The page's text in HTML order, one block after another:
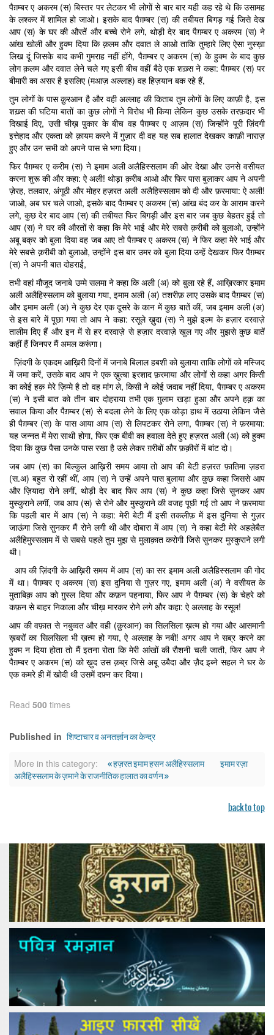
पैग़म्बर ए अकरम (स) बिस्तर पर लेटकर भी लोगों से बार बार यही कह रहे थे कि उसामह
के लश्कर में शामिल हो जाओ। इसके बाद पैग़म्बर (स) की तबीयत बिगड़ गई जिसे देख
आप (स) के घर की औरतें और बच्चे रोने लगे, थोड़ी देर बाद पैग़म्बर ए अकरम (स) ने
आंख खोली और हुक्म दिया कि क़लम और दवात ले आओ ताकि तुम्हारे लिए ऐसा नुस्ख़ा
लिख दूं जिसके बाद कभी गुमराह नहीं होंगे, पैग़म्बर ए अकरम (स) के हुक्म के बाद कुछ
लोग क़लम और दवात लेने चले गए इसी बीच वहीं बैठे एक शख़्स ने कहा: पैग़म्बर (स) पर
बीमारी का असर है इसलिए (मआज़ अल्लाह) वह हिज़यान बक रहे हैं,
तुम लोगों के पास क़ुरआन है और वही अल्लाह की किताब तुम लोगों के लिए काफ़ी है, इस
शख़्स की घटिया बातों का कुछ लोगों ने विरोध भी किया लेकिन कुछ उसके तरफ़दार भी
दिखाई दिए, उसी चीख़ पुकार के बीच वह पैग़म्बर ए आज़म (स) जिन्होंने पूरी ज़िंदगी
इत्तेहाद और एकता को क़ायम करने में गुज़ार दी वह यह सब हालात देखकर काफ़ी नाराज़
हुए और उन सभी को अपने पास से भगा दिया।
फिर पैग़म्बर ए करीम (स) ने इमाम अली अलैहिस्सलाम की ओर देखा और उनसे वसीयत
करना शुरू की और कहा: ऐ अली! थोड़ा क़रीब आओ और फिर पास बुलाकर आप ने अपनी
ज़ेरह, तलवार, अंगूठी और मोहर हज़रत अली अलैहिस्सलाम को दी और फ़रमाया: ऐ अली!
जाओ, अब घर चले जाओ, इसके बाद पैग़म्बर ए अकरम (स) आंख बंद कर के आराम करने
लगे, कुछ देर बाद आप (स) की तबीयत फिर बिगड़ी और इस बार जब कुछ बेहतर हुई तो
आप (स) ने घर की औरतों से कहा कि मेरे भाई और मेरे सबसे क़रीबी को बुलाओ, उन्होंने
अबू बक्र को बुला दिया वह जब आए तो पैग़म्बर ए अकरम (स) ने फिर कहा मेरे भाई और
मेरे सबसे क़रीबी को बुलाओ, उन्होंने इस बार उमर को बुला दिया उन्हें देखकर फिर पैग़म्बर
(स) ने अपनी बात दोहराई,
तभी वहां मौजूद जनाबे उम्मे सलमा ने कहा कि अली (अ) को बुला रहे हैं, आख़िरकार इमाम
अली अलैहिस्सलाम को बुलाया गया, इमाम अली (अ) तशरीफ़ लाए उसके बाद पैग़म्बर (स)
और इमाम अली (अ) ने कुछ देर एक दूसरे के कान में कुछ बातें कीं, जब इमाम अली (अ)
से इस बारे में पूछा गया तो आप ने कहा: रसूले ख़ुदा (स) ने मुझे इल्म के हज़ार दरवाज़े
तालीम दिए हैं और इन में से हर दरवाज़े से हज़ार दरवाज़े खुल गए और मुझसे कुछ बातें
कहीं हैं जिनपर मैं अमल करूंगा।
ज़िंदगी के एकदम आख़िरी दिनों में जनाबे बिलाल हबशी को बुलाया ताकि लोगों को मस्जिद
में जमा करें, उसके बाद आप ने एक ख़ुत्बा इरशाद फ़रमाया और लोगों से कहा अगर किसी
का कोई हक़ मेरे ज़िम्मे है तो वह मांग ले, किसी ने कोई जवाब नहीं दिया, पैग़म्बर ए अकरम
(स) ने इसी बात को तीन बार दोहराया तभी एक ग़ुलाम खड़ा हुआ और अपने हक़ का
सवाल किया और पैग़म्बर (स) से बदला लेने के लिए एक कोड़ा हाथ में उठाया लेकिन जैसे
ही पैग़म्बर (स) के पास आया आप (स) से लिपटकर रोने लगा, पैग़म्बर (स) ने फ़रमाया:
यह जन्नत में मेरा साथी होगा, फिर एक बीवी का हवाला देते हुए हज़रत अली (अ) को हुक्म
दिया कि कुछ पैसा उनके पास रखा है उसे लेकर ग़रीबों और फ़क़ीरों में बांट दो।
जब आप (स) का बिल्कुल आख़िरी समय आया तो आप की बेटी हज़रत फ़ातिमा ज़हरा
(स.अ) बहुत रो रहीं थीं, आप (स) ने उन्हें अपने पास बुलाया और कुछ कहा जिससे आप
और ज़ियादा रोने लगीं, थोड़ी देर बाद फिर आप (स) ने कुछ कहा जिसे सुनकर आप
मुस्कुराने लगीं, जब आप (स) से रोने और मुस्कुराने की वजह पूछी गई तो आप ने फ़रमाया
कि पहली बार में आप (स) ने कहा: मेरी बेटी मैं इसी तकलीफ़ में इस दुनिया से गुज़र
जाऊंगा जिसे सुनकर मैं रोने लगी थी और दोबारा में आप (स) ने कहा बेटी मेरे अहलेबैत
अलैहिमुस्सलाम में से सबसे पहले तुम मुझ से मुलाक़ात करोगी जिसे सुनकर मुस्कुराने लगी
थी।
आप की ज़िंदगी के आख़िरी समय में आप (स) का सर इमाम अली अलैहिस्सलाम की गोद
में था। पैग़म्बर ए अकरम (स) इस दुनिया से गुज़र गए, इमाम अली (अ) ने वसीयत के
मुताबिक़ आप को ग़ुस्ल दिया और कफ़न पहनाया, फिर आप ने पैग़म्बर (स) के चेहरे को
कफ़न से बाहर निकाला और चीख़ मारकर रोने लगे और कहा: ऐ अल्लाह के रसूल!
आप की वफ़ात से नबुव्वत और वही (क़ुरआन) का सिलसिला ख़त्म हो गया और आसमानी
ख़बरों का सिलसिला भी ख़त्म हो गया, ऐ अल्लाह के नबी! अगर आप ने सब्र करने का
हुक्म न दिया होता तो मैं इतना रोता कि मेरी आंखों की रौशनी चली जाती, फिर आप ने
पैग़म्बर ए अकरम (स) को ख़ुद उस क़ब्र जिसे अबू उबैदा और ज़ैद इब्ने सहल ने घर के
एक कमरे ही में खोदी थी उसमें दफ़्न कर दिया।
Read 500 times
Published in शिष्टाचार व अनतर्ज्ञान का केन्द्र
More in this category: « हज़रत इमाम हसन अलैहिस्सलाम
इमाम रज़ा
अलैहिस्सलाम के ज़माने के राजनीतिक हालात का वर्णन »
back to top